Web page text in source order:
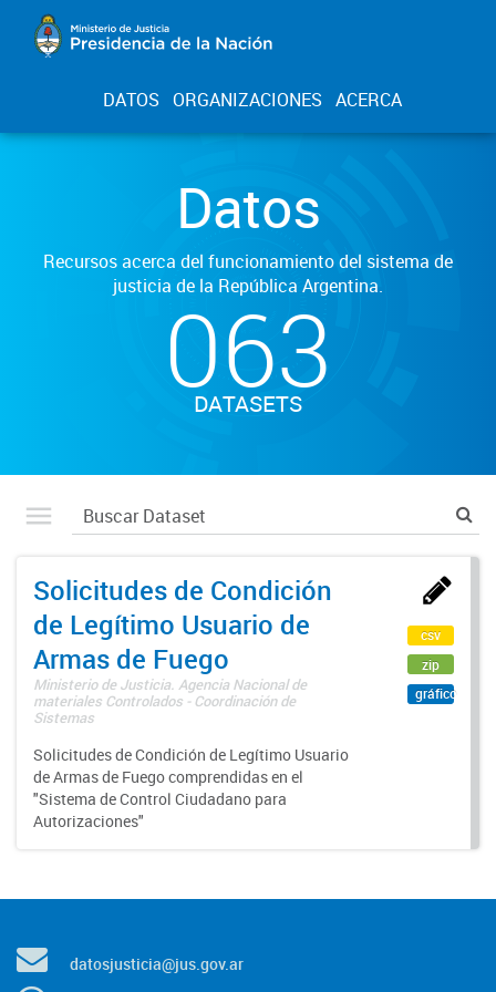
DATOS ORGANIZACIONES ACERCA
Datos
Recursos acerca del funcionamiento del sistema de
justicia de la República Argentina.
063
DATASETS
Solicitudes de Condición
de Legítimo Usuario de
Armas de Fuego
Ministerio de Justicia. Agencia Nacional de
materiales Controlados - Coordinación de
Sistemas
Solicitudes de Condición de Legítimo Usuario
de Armas de Fuego comprendidas en el
"Sistema de Control Ciudadano para
Autorizaciones"
csv
zip
gráfico
datosjusticia@jus.gov.ar